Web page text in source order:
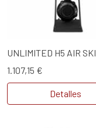
UNLIMITED H5 AIR SKI
1.107,15 €
Detalles